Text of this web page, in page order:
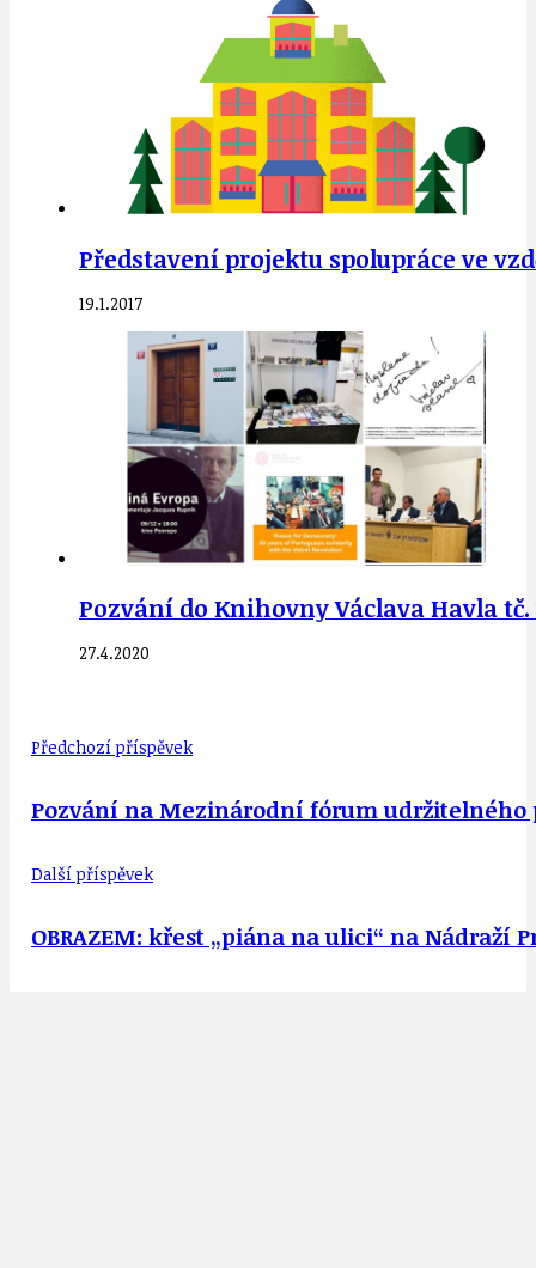
Představení projektu spolupráce ve
19.1.2017
Pozvání do Knihovny Václava Havla
27.4.2020
Předchozí příspěvek
Pozvání na Mezinárodní fórum udržitelného
Další příspěvek
OBRAZEM: křest „piána na ulici“ na Nádraží